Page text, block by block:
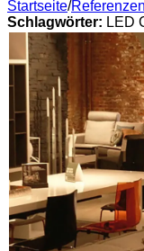
Startseite/Referenzen
Schlagwörter: LED